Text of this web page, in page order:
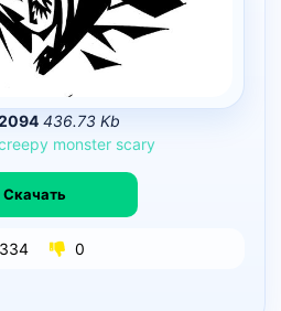
436.73 Kb
monster scary
Скачать
0